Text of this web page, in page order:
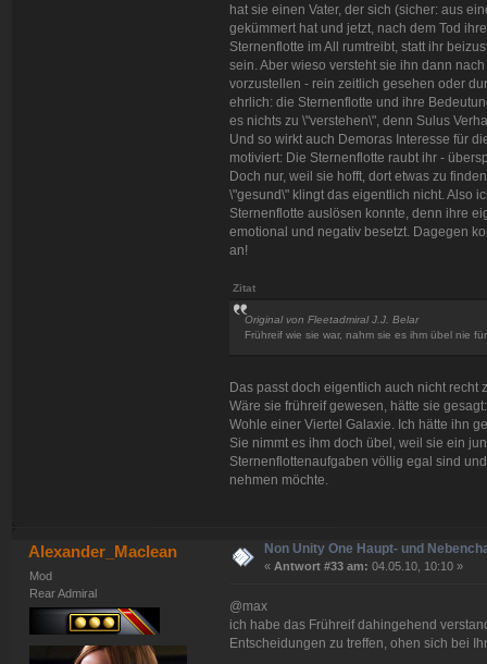
hat sie einen Vater, der sich (sicher: aus
gekümmert hat und jetzt, nach dem Tod
Sternenflotte im All rumtreibt, statt ihr
sein. Aber wieso versteht sie ihn dann
vorzustellen - rein zeitlich gesehen oder
ehrlich: die Sternenflotte und ihre
es nichts zu \"verstehen\", denn Sulus
Und so wirkt auch Demoras Interesse für
motiviert: Die Sternenflotte raubt ihr -
Doch nur, weil sie hofft, dort etwas zu
\"gesund\" klingt das eigentlich nicht. Also
Sternenflotte auslösen konnte, denn ihre
emotional und negativ besetzt. Dagegen
an!
Zitat
Original von Fleetadmiral J.J. Belar
Frühreif wie sie war, nahm sie es ihm übel nie
Das passt doch eigentlich auch nicht recht
Wäre sie frühreif gewesen, hätte sie
Wohle einer Viertel Galaxie. Ich hätte ihn
Sie nimmt es ihm doch übel, weil sie ein
Sternenflottenaufgaben völlig egal sind
nehmen möchte.
Alexander_Maclean
Mod
Rear Admiral
Non Unity One Haupt- und
« Antwort #33 am: 04.05.10, 10:10 »
@max
ich habe das Frühreif dahingehend
Entscheidungen zu treffen, ohen sich bei